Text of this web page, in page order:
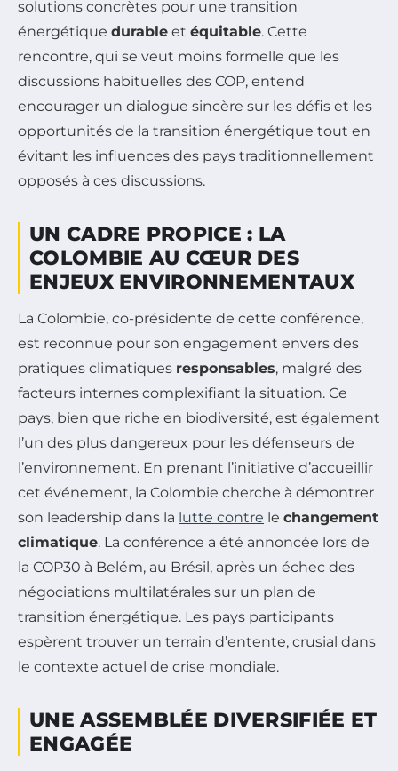
solutions concrètes pour une transition
énergétique durable et équitable. Cette
rencontre, qui se veut moins formelle que les
discussions habituelles des COP, entend
encourager un dialogue sincère sur les défis et les
opportunités de la transition énergétique tout en
évitant les influences des pays traditionnellement
opposés à ces discussions.
UN CADRE PROPICE : LA
COLOMBIE AU CŒUR DES
ENJEUX ENVIRONNEMENTAUX
La Colombie, co-présidente de cette conférence,
est reconnue pour son engagement envers des
pratiques climatiques responsables, malgré des
facteurs internes complexifiant la situation. Ce
pays, bien que riche en biodiversité, est également
l’un des plus dangereux pour les défenseurs de
l’environnement. En prenant l’initiative d’accueillir
cet événement, la Colombie cherche à démontrer
son leadership dans la lutte contre le changement
climatique. La conférence a été annoncée lors de
la COP30 à Belém, au Brésil, après un échec des
négociations multilatérales sur un plan de
transition énergétique. Les pays participants
espèrent trouver un terrain d’entente, crusial dans
le contexte actuel de crise mondiale.
UNE ASSEMBLÉE DIVERSIFIÉE ET
ENGAGÉE